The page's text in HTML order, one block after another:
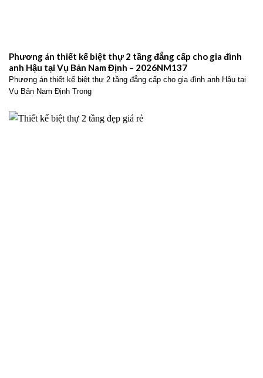
Phương án thiết kế biệt thự 2 tầng đẳng cấp cho gia đình
anh Hậu tại Vụ Bản Nam Định – 2026NM137
Phương án thiết kế biệt thự 2 tầng đẳng cấp cho gia đình anh Hậu tại
Vụ Bản Nam Định Trong